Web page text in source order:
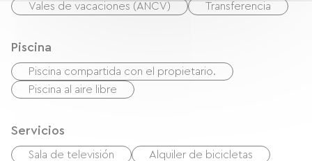
Vales de vacaciones (ANCV)
Transferencia
Piscina
Piscina compartida con el propietario.
Piscina al aire libre
Servicios
Sala de televisión
Alquiler de bicicletas